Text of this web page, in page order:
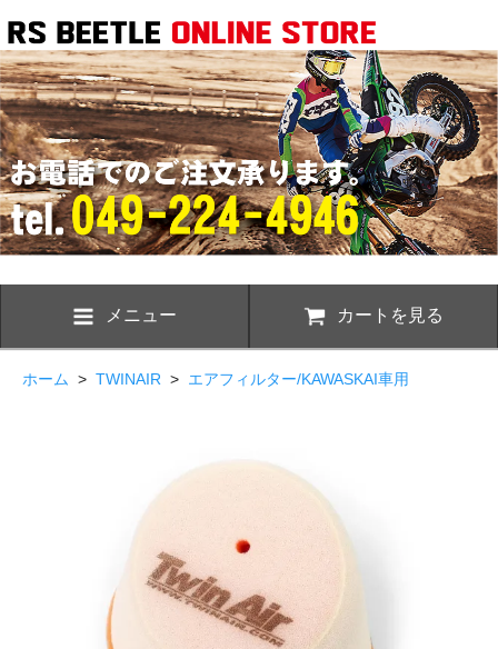
メニュー カートを見る
ホーム > TWINAIR > エアフィルター/KAWASKAI車用